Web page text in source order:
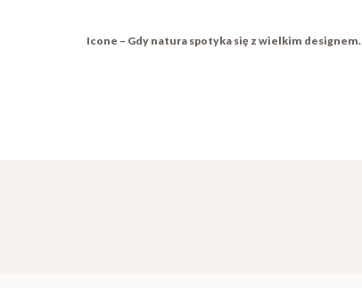
Icone – Gdy natura spotyka się z wielkim designem.